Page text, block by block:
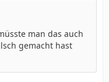
man das auch
gemacht hast